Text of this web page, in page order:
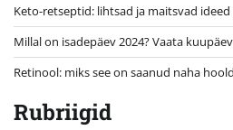
Keto-retseptid: lihtsad ja maitsvad ideed
Millal on isadepäev 2024? Vaata
Retinool: miks see on saanud naha
Rubriigid